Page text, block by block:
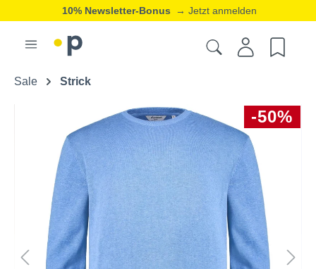
10% Newsletter-Bonus → Jetzt anmelden
Sale Strick
-50%